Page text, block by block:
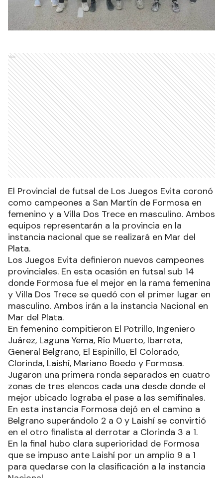
Ads
El Provincial de futsal de Los Juegos Evita coronó
como campeones a San Martín de Formosa en
femenino y a Villa Dos Trece en masculino. Ambos
equipos representarán a la provincia en la
instancia nacional que se realizará en Mar del
Plata.
Los Juegos Evita definieron nuevos campeones
provinciales. En esta ocasión en futsal sub 14
donde Formosa fue el mejor en la rama femenina
y Villa Dos Trece se quedó con el primer lugar en
masculino. Ambos irán a la instancia Nacional en
Mar del Plata.
En femenino compitieron El Potrillo, Ingeniero
Juárez, Laguna Yema, Río Muerto, Ibarreta,
General Belgrano, El Espinillo, El Colorado,
Clorinda, Laishí, Mariano Boedo y Formosa.
Jugaron una primera ronda separados en cuatro
zonas de tres elencos cada una desde donde el
mejor ubicado lograba el pase a las semifinales.
En esta instancia Formosa dejó en el camino a
Belgrano superándolo 2 a 0 y Laishí se convirtió
en el otro finalista al derrotar a Clorinda 3 a 1.
En la final hubo clara superioridad de Formosa
que se impuso ante Laishí por un amplio 9 a 1
para quedarse con la clasificación a la instancia